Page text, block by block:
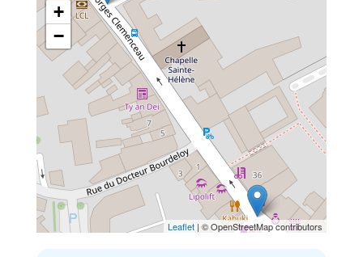
+
−
Leaflet | © OpenStreetMap contributors